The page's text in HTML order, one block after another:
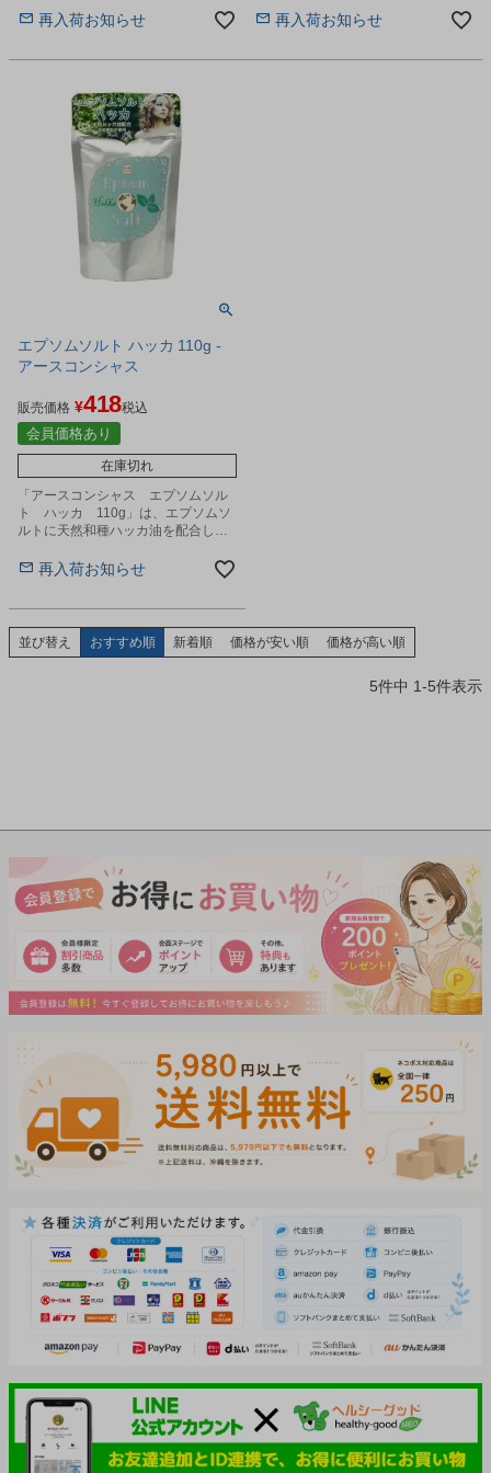
再入荷お知らせ 再入荷お知らせ
エプソムソルト ハッカ 110g -
アースコンシャス
販売価格 ¥418税込
会員価格あり
在庫切れ
「アースコンシャス エプソムソル
ト ハッカ 110g」は、エプソムソ
ルトに天然和種ハッカ油を配合した
再入荷お知らせ
並び替え おすすめ順 新着順 価格が安い順 価格が高い順
5件中 1-5件表示